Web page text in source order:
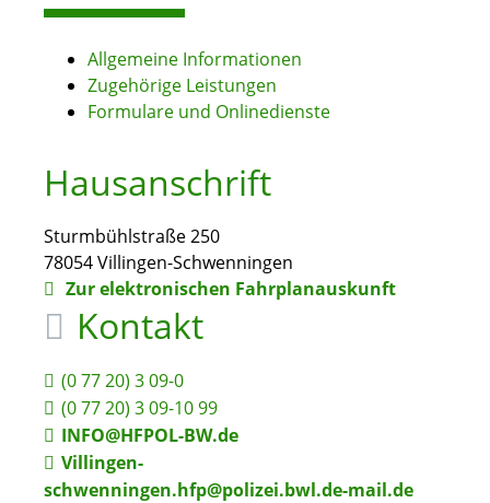
Allgemeine Informationen
Zugehörige Leistungen
Formulare und Onlinedienste
Hausanschrift
Sturmbühlstraße 250
78054Villingen-Schwenningen
Zur elektronischen Fahrplanauskunft
Kontakt
(0 77 20) 3 09-0
(0 77 20) 3 09-10 99
INFO@HFPOL-BW.de
Villingen-
schwenningen.hfp@polizei.bwl.de-mail.de